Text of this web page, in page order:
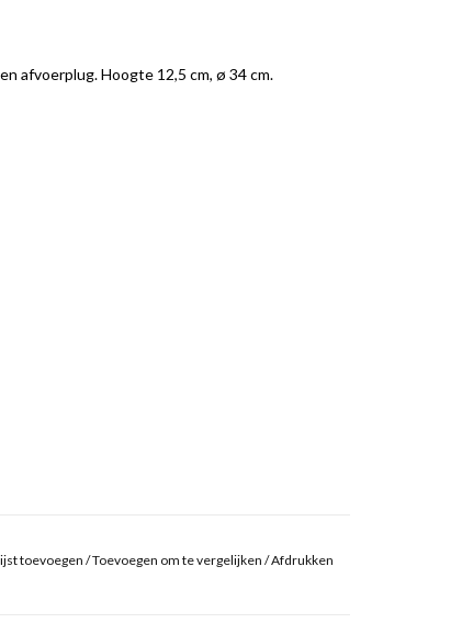
afvoerplug. Hoogte 12,5 cm, ø 34 cm.
toevoegen /Toevoegen om te vergelijken /Afdrukken